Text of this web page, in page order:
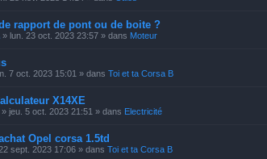
rapport de pont ou de boite ?
» lun. 23 oct. 2023 23:57 » dans Moteur
7 oct. 2023 15:01 » dans Toi et ta Corsa B
X14XE
» jeu. 5 oct. 2023 21:51 » dans Electricité
Opel corsa 1.5td
sept. 2023 17:06 » dans Toi et ta Corsa B